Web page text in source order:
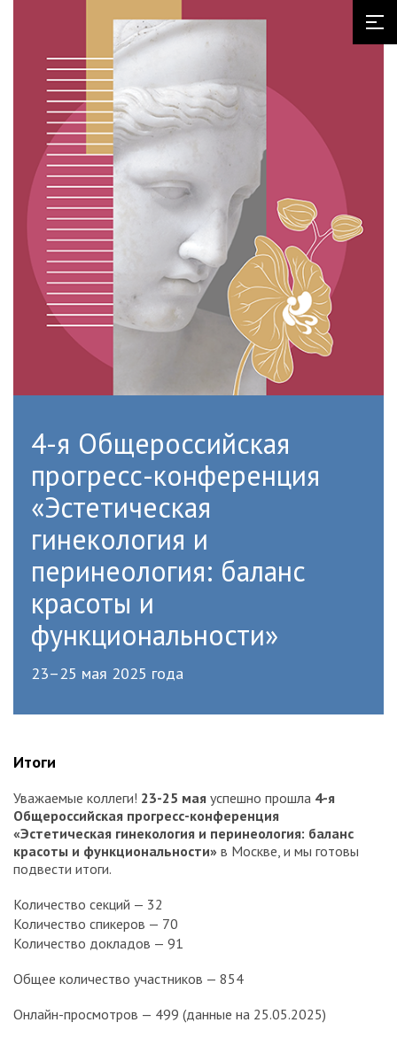
4-я Общероссийская
прогресс-конференция
«Эстетическая
гинекология и
перинеология: баланс
красоты и
функциональности»
23–25 мая 2025 года
Итоги
Уважаемые коллеги! 23-25 мая успешно прошла 4-я
Общероссийская прогресс-конференция
«Эстетическая гинекология и перинеология: баланс
красоты и функциональности» в Москве, и мы готовы
подвести итоги.
Количество секций — 32
Количество спикеров — 70
Количество докладов — 91
Общее количество участников — 854
Онлайн-просмотров — 499 (данные на 25.05.2025)